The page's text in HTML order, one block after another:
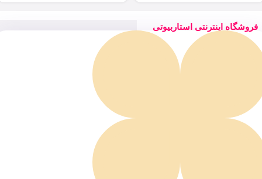
فروشگاه اینترنتی استاربیوتی